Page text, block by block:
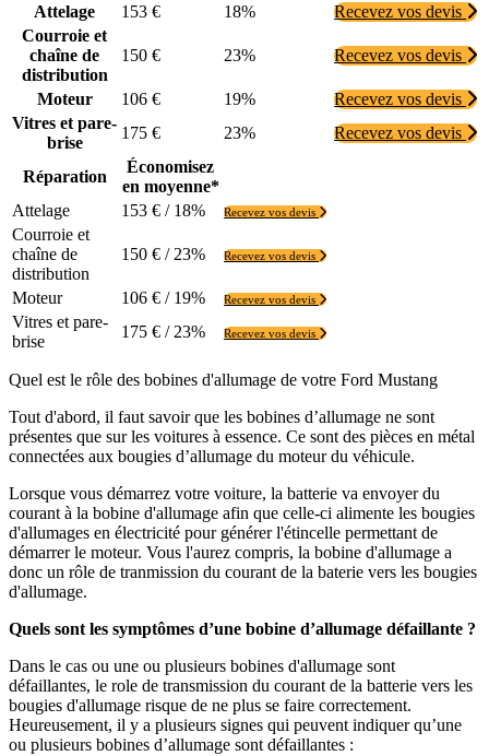
Attelage
153 € 18%
Recevez vos devis
Courroie et
chaîne de
distribution
150 € 23% Recevez vos devis
Moteur 106 € 19%
Recevez vos devis
Vitres et pare-
brise
175 € 23% Recevez vos devis
Réparation
Économisez
en moyenne*
Attelage
153 € / 18% Recevez vos devis
Courroie et
chaîne de
distribution
150 € / 23% Recevez vos devis
Moteur 106 € / 19% Recevez vos devis
Vitres et pare-
brise
175 € / 23% Recevez vos devis
Quel est le rôle des bobines d'allumage de votre Ford Mustang
Tout d'abord, il faut savoir que les bobines d’allumage ne sont
présentes que sur les voitures à essence. Ce sont des pièces en métal
connectées aux bougies d’allumage du moteur du véhicule.
Lorsque vous démarrez votre voiture, la batterie va envoyer du
courant à la bobine d'allumage afin que celle-ci alimente les bougies
d'allumages en électricité pour générer l'étincelle permettant de
démarrer le moteur. Vous l'aurez compris, la bobine d'allumage a
donc un rôle de tranmission du courant de la baterie vers les bougies
d'allumage.
Quels sont les symptômes d’une bobine d’allumage défaillante ?
Dans le cas ou une ou plusieurs bobines d'allumage sont
défaillantes, le role de transmission du courant de la batterie vers les
bougies d'allumage risque de ne plus se faire correctement.
Heureusement, il y a plusieurs signes qui peuvent indiquer qu’une
ou plusieurs bobines d’allumage sont défaillantes :